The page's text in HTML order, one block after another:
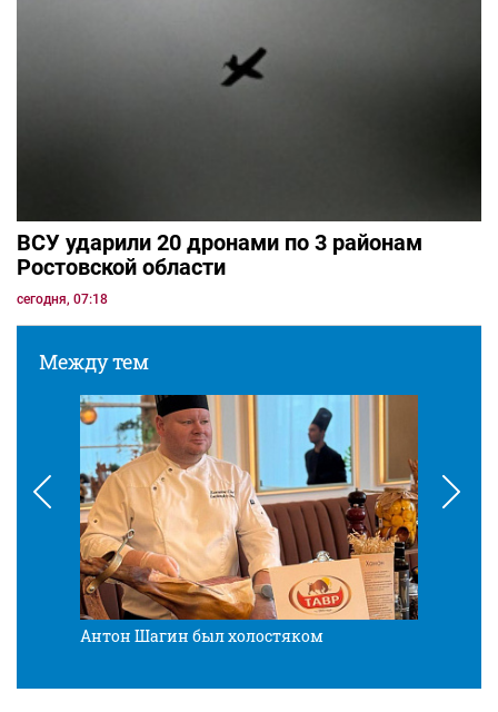
ВСУ ударили 20 дронами по 3 районам
Ростовской области
сегодня, 07:18
Между тем
Антон Шагин был холостяком